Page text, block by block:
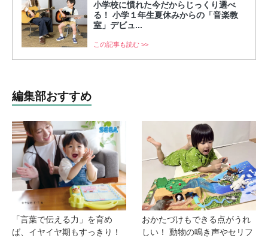
小学校に慣れた今だからじっくり選べ
る！ 小学１年生夏休みからの「音楽教
室」デビュ...
この記事も読む >>
編集部おすすめ
「言葉で伝える力」を育め
ば、イヤイヤ期もすっきり！
おかたづけもできる点がうれ
しい！ 動物の鳴き声やセリフ